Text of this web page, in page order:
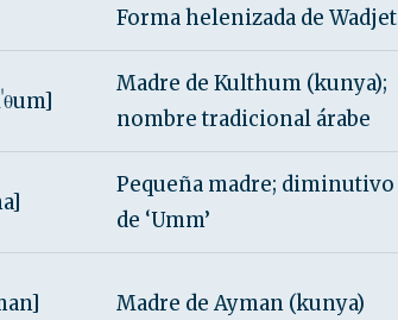
Forma helenizada de Wadjet
Madre de Kulthum (kunya);
nombre tradicional árabe
Pequeña madre; diminutivo
de ‘Umm’
Madre de Ayman (kunya)